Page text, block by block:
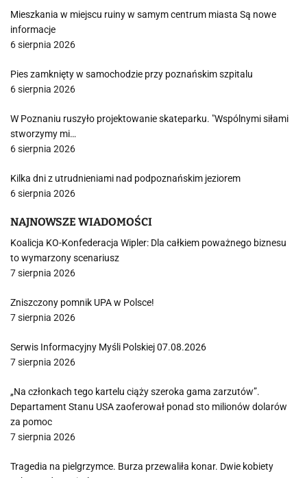
Mieszkania w miejscu ruiny w samym centrum miasta Są nowe
informacje
6 sierpnia 2026
Pies zamknięty w samochodzie przy poznańskim szpitalu
6 sierpnia 2026
W Poznaniu ruszyło projektowanie skateparku. "Wspólnymi siłami
stworzymy mi…
6 sierpnia 2026
Kilka dni z utrudnieniami nad podpoznańskim jeziorem
6 sierpnia 2026
NAJNOWSZE WIADOMOŚCI
Koalicja KO-Konfederacja Wipler: Dla całkiem poważnego biznesu
to wymarzony scenariusz
7 sierpnia 2026
Zniszczony pomnik UPA w Polsce!
7 sierpnia 2026
Serwis Informacyjny Myśli Polskiej 07.08.2026
7 sierpnia 2026
„Na członkach tego kartelu ciąży szeroka gama zarzutów”.
Departament Stanu USA zaoferował ponad sto milionów dolarów
za pomoc
7 sierpnia 2026
Tragedia na pielgrzymce. Burza przewaliła konar. Dwie kobiety